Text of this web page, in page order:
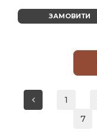
ЗАМОВИТИ
1
7